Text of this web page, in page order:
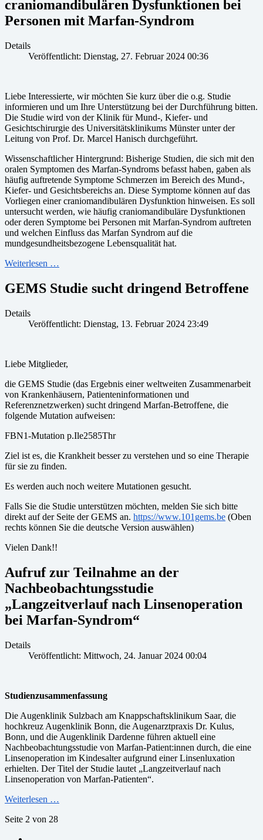
craniomandibulären Dysfunktionen bei
Personen mit Marfan-Syndrom
Details
Veröffentlicht: Dienstag, 27. Februar 2024 00:36
Liebe Interessierte, wir möchten Sie kurz über die o.g. Studie
informieren und um Ihre Unterstützung bei der Durchführung bitten.
Die Studie wird von der Klinik für Mund-, Kiefer- und
Gesichtschirurgie des Universitätsklinikums Münster unter der
Leitung von Prof. Dr. Marcel Hanisch durchgeführt.
Wissenschaftlicher Hintergrund: Bisherige Studien, die sich mit den
oralen Symptomen des Marfan-Syndroms befasst haben, gaben als
häufig auftretende Symptome Schmerzen im Bereich des Mund-,
Kiefer- und Gesichtsbereichs an. Diese Symptome können auf das
Vorliegen einer craniomandibulären Dysfunktion hinweisen. Es soll
untersucht werden, wie häufig craniomandibuläre Dysfunktionen
oder deren Symptome bei Personen mit Marfan-Syndrom auftreten
und welchen Einfluss das Marfan Syndrom auf die
mundgesundheitsbezogene Lebensqualität hat.
Weiterlesen …
GEMS Studie sucht dringend Betroffene
Details
Veröffentlicht: Dienstag, 13. Februar 2024 23:49
Liebe Mitglieder,
die GEMS Studie (das Ergebnis einer weltweiten Zusammenarbeit
von Krankenhäusern, Patienteninformationen und
Referenznetzwerken) sucht dringend Marfan-Betroffene, die
folgende Mutation aufweisen:
FBN1-Mutation p.Ile2585Thr
Ziel ist es, die Krankheit besser zu verstehen und so eine Therapie
für sie zu finden.
Es werden auch noch weitere Mutationen gesucht.
Falls Sie die Studie unterstützen möchten, melden Sie sich bitte
direkt auf der Seite der GEMS an. https://www.101gems.be (Oben
rechts können Sie die deutsche Version auswählen)
Vielen Dank!!
Aufruf zur Teilnahme an der
Nachbeobachtungsstudie
„Langzeitverlauf nach Linsenoperation
bei Marfan-Syndrom“
Details
Veröffentlicht: Mittwoch, 24. Januar 2024 00:04
Studienzusammenfassung
Die Augenklinik Sulzbach am Knappschaftsklinikum Saar, die
hochkreuz Augenklinik Bonn, die Augenarztpraxis Dr. Kulus,
Bonn, und die Augenklinik Dardenne führen aktuell eine
Nachbeobachtungsstudie von Marfan-Patient:innen durch, die eine
Linsenoperation im Kindesalter aufgrund einer Linsenluxation
erhielten. Der Titel der Studie lautet „Langzeitverlauf nach
Linsenoperation von Marfan-Patienten“.
Weiterlesen …
Seite 2 von 28